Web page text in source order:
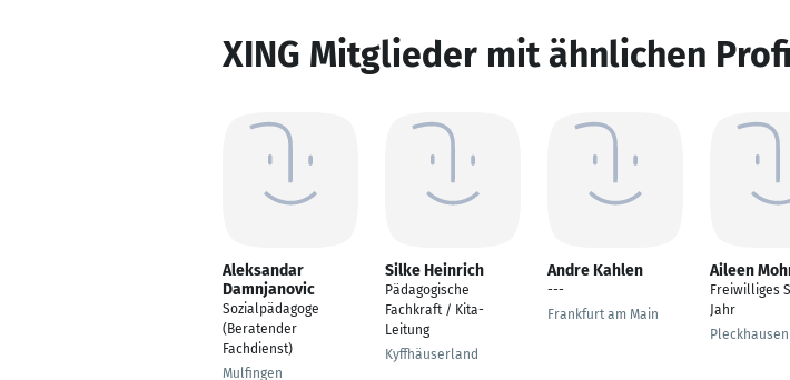
XING Mitglieder mit ähnlichen
Aleksandar
Damnjanovic
Sozialpädagoge
(Beratender
Fachdienst)
Mulfingen
Silke Heinrich
Pädagogische
Fachkraft / Kita-
Leitung
Kyffhäuserland
Andre Kahlen
---
Frankfurt am Main
Aileen
Freiwilliges
Jahr
Pleckhausen